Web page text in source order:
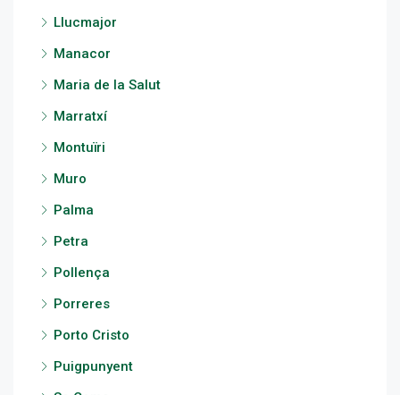
Llucmajor
Manacor
Maria de la Salut
Marratxí
Montuïri
Muro
Palma
Petra
Pollença
Porreres
Porto Cristo
Puigpunyent